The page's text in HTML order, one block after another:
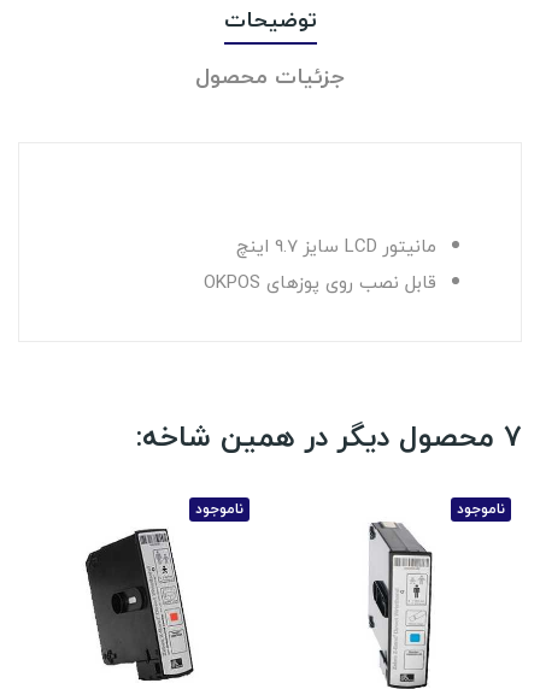
توضیحات
جزئیات محصول
مانیتور LCD سایز 9.7 اینچ
قابل نصب روی پوزهای OKPOS
7 محصول دیگر در همین شاخه:
ناموجود ناموجود